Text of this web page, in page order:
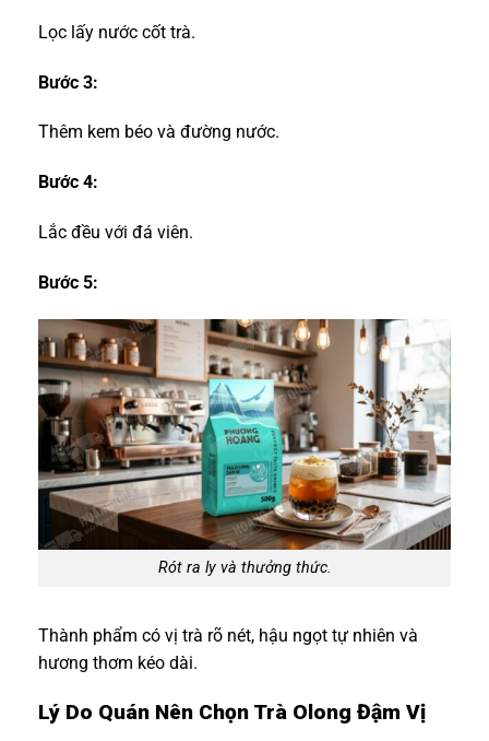
Lọc lấy nước cốt trà.
Bước 3:
Thêm kem béo và đường nước.
Bước 4:
Lắc đều với đá viên.
Bước 5:
Rót ra ly và thưởng thức.
Thành phẩm có vị trà rõ nét, hậu ngọt tự nhiên và
hương thơm kéo dài.
Lý Do Quán Nên Chọn Trà Olong Đậm Vị